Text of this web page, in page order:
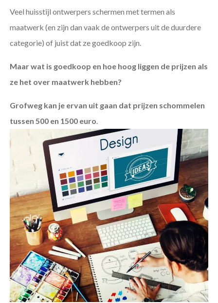
Veel huisstijl ontwerpers schermen met termen als
maatwerk (en zijn dan vaak de ontwerpers uit de duurdere
categorie) of juist dat ze goedkoop zijn.
Maar wat is goedkoop en hoe hoog liggen de prijzen als
ze het over maatwerk hebben?
Grofweg kan je ervan uit gaan dat prijzen schommelen
tussen 500 en 1500 euro.